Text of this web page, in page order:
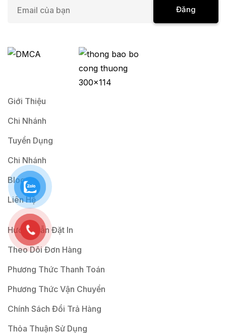
i
Đăng
Giới Thiệu
Chi Nhánh
Tuyển Dụng
Chi Nhánh
Blog
Liên Hệ
Hướng Dẫn Đặt In
Theo Dõi Đơn Hàng
Phương Thức Thanh Toán
Phương Thức Vận Chuyển
Chính Sách Đổi Trả Hàng
Thỏa Thuận Sử Dụng